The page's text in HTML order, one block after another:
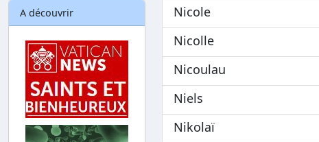
A découvrir
Nicole
Nicolle
Nicoulau
Niels
Nikolaï